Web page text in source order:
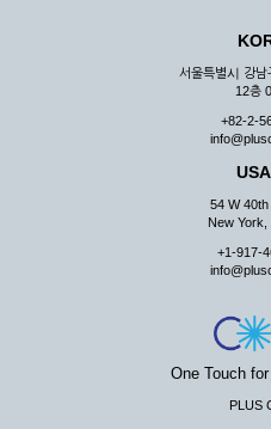
② 회원은 이용신청서의 기재내
서비스를 통하여 그 내용을 회
③ 다른 회원의 ID와 비밀번호
④ 회원은 회사의 서비스에서
아야 하며 공공질서나 미풍약속
리 행위도 할 수 없습니다.
사가 통지하는 사항을 준수하
해되는 행위를 하여서는 아니 됩
제8조 (회원의 관리)
① 회원은 언제든 이 약관에 대
서울특별시 강
12층
+82-2-
54 W 40th
New York,
+1-917-
One Touch
PLUS